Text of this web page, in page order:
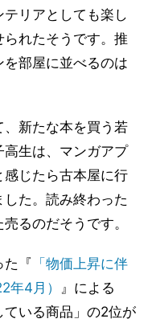
リアとしても楽し
れたそうです。推
部屋に並べるのは
新たな本を買う若
生は、マンガアプ
感じたら古本屋に行
た。読み終わった
るのだそうです。
た『 「物価上昇に伴
年4月） 』による
ている商品」の2位が